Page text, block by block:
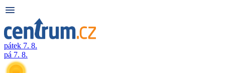
pátek 7. 8.
pá 7. 8.